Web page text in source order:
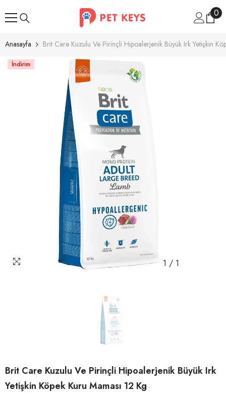
00
Anasayfa Brit Care Kuzulu Ve Pirinçli Hipoalerjenik Büyük Irk Yetişkin
İndirim
1 / 1
Brit Care Kuzulu Ve Pirinçli Hipoalerjenik Büyük Irk
Yetişkin Köpek Kuru Maması 12 Kg